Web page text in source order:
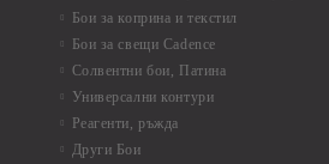
Бои за коприна и текстил
Бои за свещи Cadence
Солвентни бои, Патина
Универсални контури
Реагенти, ръжда
Други Бои